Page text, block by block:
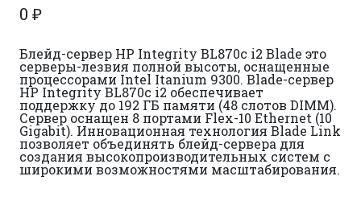
0 ₽
Блейд-сервер HP Integrity BL870c i2 Blade это
серверы-лезвия полной высоты, оснащенные
процессорами Intel Itanium 9300. Blade-сервер
HP Integrity BL870c i2 обеспечивает
поддержку до 192 ГБ памяти (48 слотов DIMM).
Сервер оснащен 8 портами Flex-10 Ethernet (10
Gigabit). Инновационная технология Blade Link
позволяет объединять блейд-сервера для
создания высокопроизводительных систем с
широкими возможностями масштабирования.